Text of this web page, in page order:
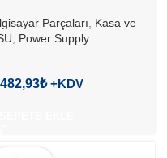
Parçaları
Kasa ve
Power Supply
₺